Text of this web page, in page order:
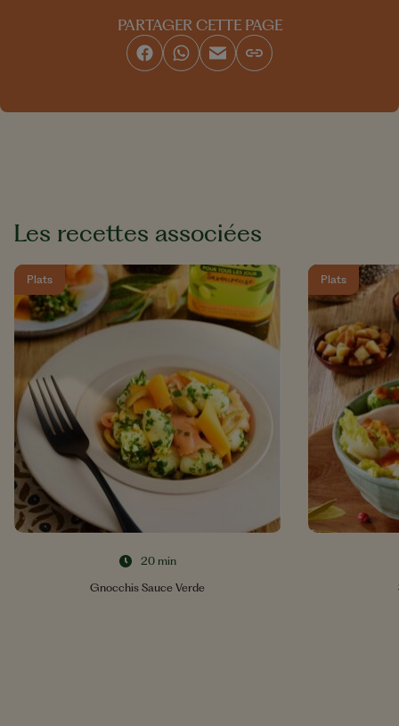
PARTAGER CETTE PAGE
Les recettes associées
Plats
20 min
Gnocchis Sauce Verde
Plats